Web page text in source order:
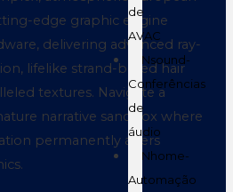
de
AVAC
Nsound-
Conferências
de
áudio
Nhome-
Automação
edge graphic engine
delivering advanced ray-
lifelike strand-based hair
textures. Navigate a
narrative sandbox where
permanently alters